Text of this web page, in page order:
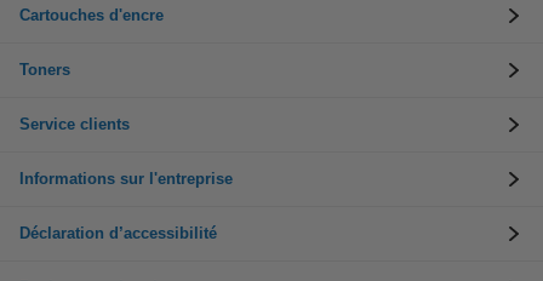
Cartouches d'encre
Toners
Service clients
Informations sur l'entreprise
Déclaration d’accessibilité